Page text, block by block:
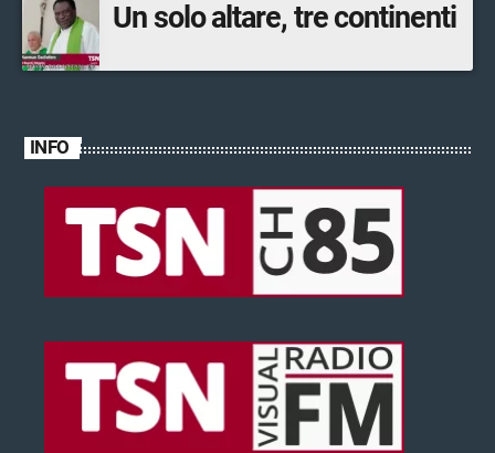
Un solo altare, tre continenti
INFO